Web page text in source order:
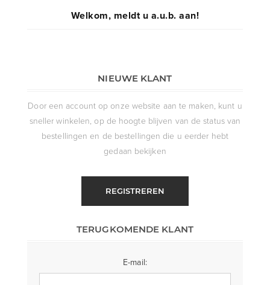
Welkom, meldt u a.u.b. aan!
NIEUWE KLANT
Door een account op onze website aan te maken, kunt u
sneller winkelen, op de hoogte blijven van de status van
bestellingen en de bestellingen die u eerder hebt
gedaan bekijken
REGISTREREN
TERUGKOMENDE KLANT
E-mail: